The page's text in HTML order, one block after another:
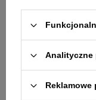
Rafi Cat z przepiórką i
z królika zestaw 12 x 400
76,32 zł 15,90 zł
-